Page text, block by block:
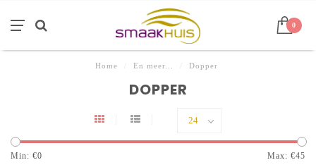
0
Home En meer... Dopper
DOPPER
Min: €0 Max: €45